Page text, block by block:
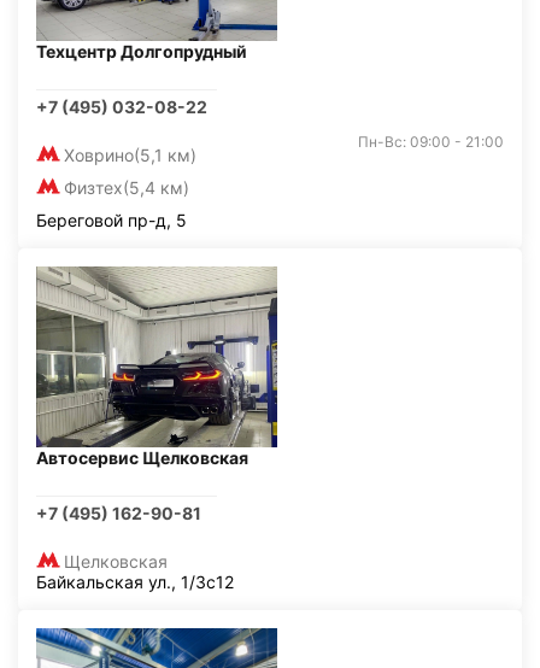
Техцентр Долгопрудный
+7 (495) 032-08-22
Ховрино(5,1 км)
Физтех(5,4 км)
Пн-Вс: 09:00 - 21:00
Береговой пр-д, 5
Автосервис Щелковская
+7 (495) 162-90-81
Щелковская
Байкальская ул., 1/3с12